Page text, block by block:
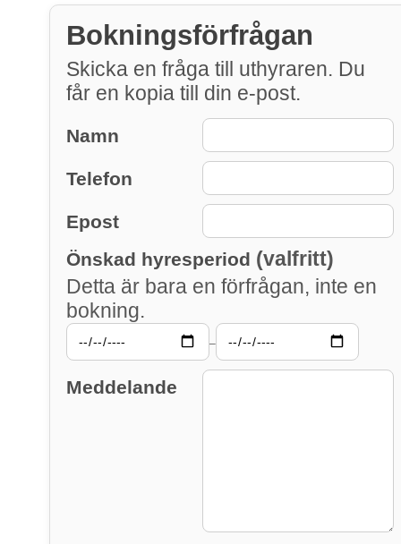
Bokningsförfrågan
Skicka en fråga till uthyraren. Du
får en kopia till din e-post.
Namn
Telefon
Epost
Önskad hyresperiod (valfritt)
Detta är bara en förfrågan, inte en
bokning.
–
Meddelande